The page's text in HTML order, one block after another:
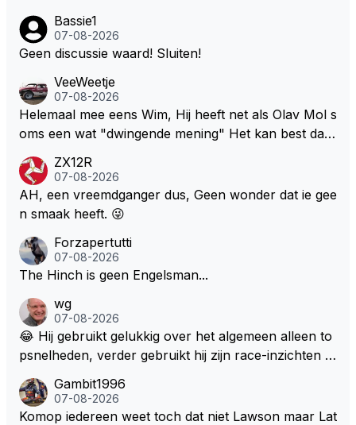
Bassie1
07-08-2026
Geen discussie waard! Sluiten!
VeeWeetje
07-08-2026
Helemaal mee eens Wim, Hij heeft net als Olav Mol s
oms een wat "dwingende mening" Het kan best dat
l bij Windsor op te roepen. Maar in een tijd zonder r
aces zijn dit leuke berichtjes
ZX12R
07-08-2026
AH, een vreemdganger dus, Geen wonder dat ie gee
n smaak heeft. 😜
Forzapertutti
07-08-2026
The Hinch is geen Engelsman...
wg
07-08-2026
😂 Hij gebruikt gelukkig over het algemeen alleen to
psnelheden, verder gebruikt hij zijn race-inzichten q
een bocht zegt helemaal niets, dus wat dat betreft h
eeft hij sowieso gelijk 😂.
Gambit1996
07-08-2026
Komop iedereen weet toch dat niet Lawson maar Lat